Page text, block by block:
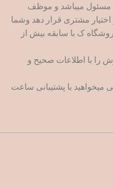
مسئول میباشد و موظف
مشتری قرار دهد وشما
ک با سابقه بیش از
را با اطلاعات صحیح و
با پشتیبانی ساعت